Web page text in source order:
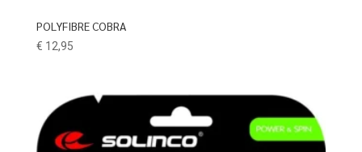
POLYFIBRE COBRA
€ 12,95